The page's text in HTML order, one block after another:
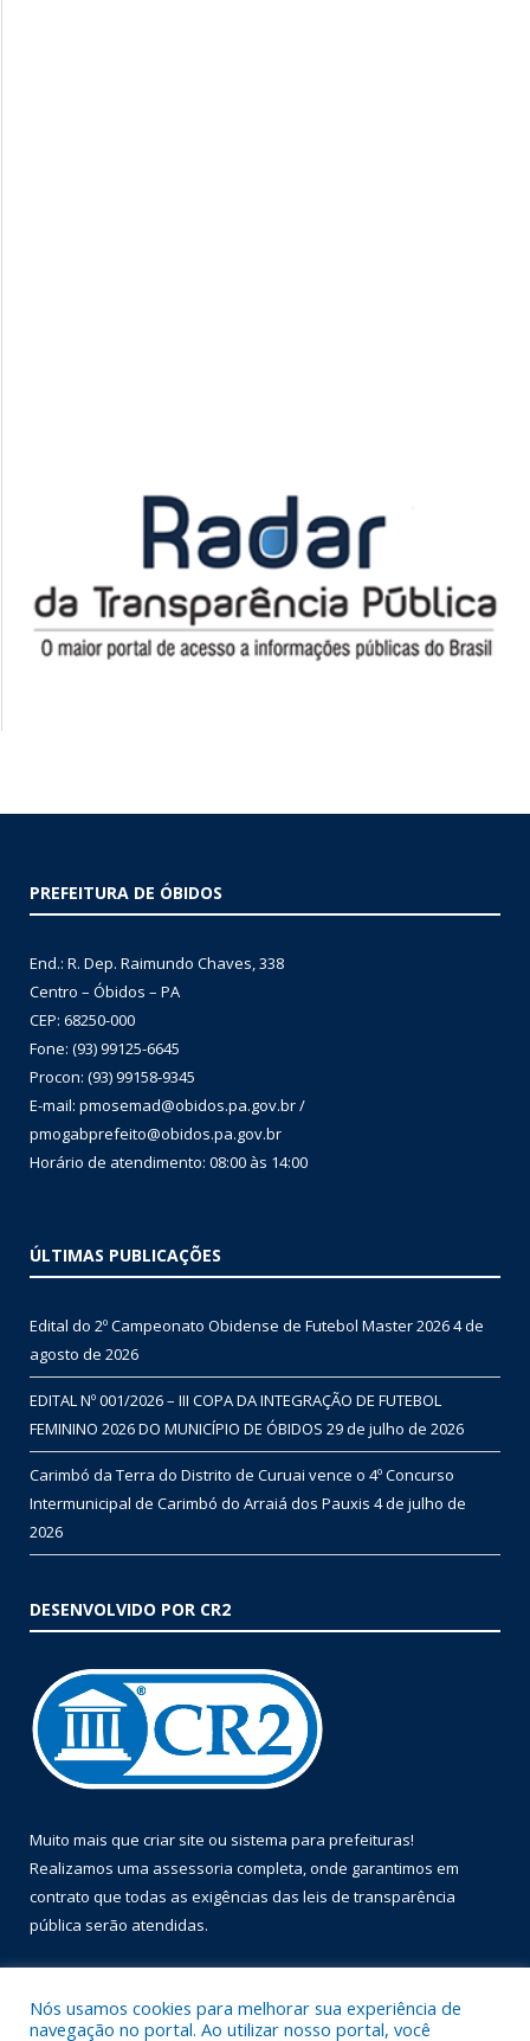
PREFEITURA DE ÓBIDOS
End.: R. Dep. Raimundo Chaves, 338
Centro – Óbidos – PA
CEP: 68250-000
Fone: (93) 99125-6645
Procon: (93) 99158-9345
E-mail: pmosemad@obidos.pa.gov.br /
pmogabprefeito@obidos.pa.gov.br
Horário de atendimento: 08:00 às 14:00
ÚLTIMAS PUBLICAÇÕES
Edital do 2º Campeonato Obidense de Futebol Master 20264 de
agosto de 2026
EDITAL Nº 001/2026 – III COPA DA INTEGRAÇÃO DE FUTEBOL
FEMININO 2026 DO MUNICÍPIO DE ÓBIDOS 29 de julho de 2026
Carimbó da Terra do Distrito de Curuai vence o 4º Concurso
Intermunicipal de Carimbó do Arraiá dos Pauxis 4 de julho de
2026
DESENVOLVIDO POR CR2
Muito mais que criar site ou sistema para prefeituras!
Realizamos uma assessoria completa, onde garantimos em
contrato que todas as exigências das leis de transparência
pública serão atendidas.
Nós usamos cookies para melhorar sua experiência de
navegação no portal. Ao utilizar nosso portal, você